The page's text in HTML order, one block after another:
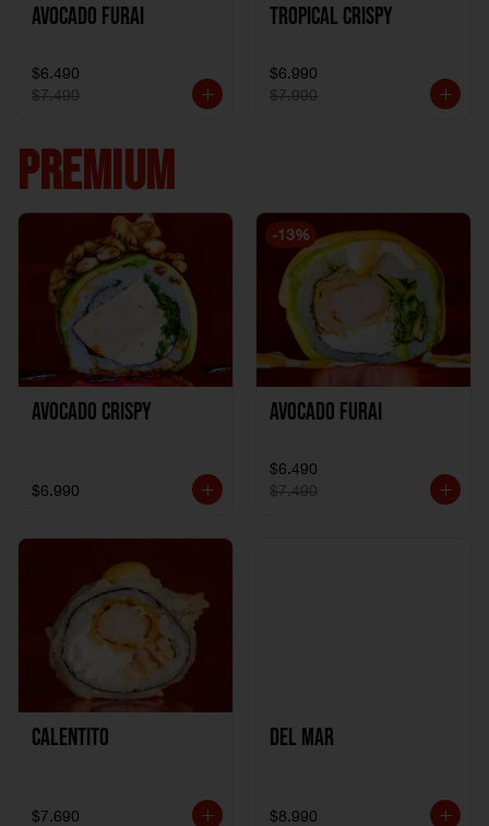
Avocado Furai
$6.490
$7.490
Tropical crispy
$6.990
$7.990
PREMIUM
Avocado Crispy
$6.990
-13%
Avocado Furai
$6.490
$7.490
Calentito
$7.690
Del Mar
$8.990